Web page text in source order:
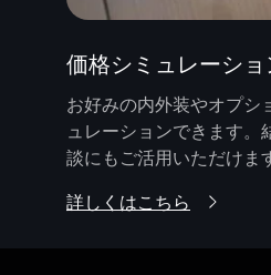
価格シミュレーショ
お好みの内外装やオプシ
ュレーションできます
談にもご活用いただけま
詳しくはこちら